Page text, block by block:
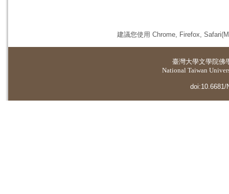
建議您使用 Chrome, Firefox,
臺灣大學文學院佛
National Taiwan
doi:10.6681/